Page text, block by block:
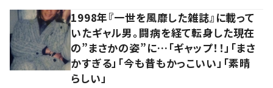
1998年『一世を風靡した雑誌』に載って
いたギャル男。闘病を経て転身した現在
の”まさかの姿”に…「ギャップ！！」「まさ
かすぎる」「今も昔もかっこいい」「素晴
らしい」